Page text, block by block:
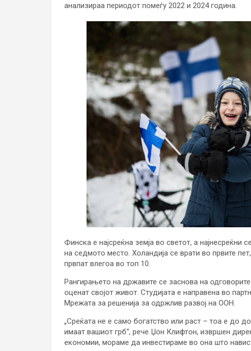
анализираа периодот помеѓу 2022 и 2024 година.
Финска е најсреќна земја во светот, a најнесреќни
на седмото место. Холандија се врати во првите
првпат влегоа во топ 10.
Рангирањето на државите се заснова на
оценат својот живот. Студијата е направена во
Мрежата за решенија за одржлив развој на ООН.
„Среќата не е само богатство или раст – тоа е до
имаат вашиот грб“, рече Џон Клифтон, извршен
економии, мораме да инвестираме во она што